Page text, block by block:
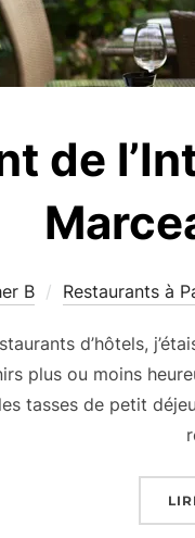
de
B Restaurants à
d’hôtels,
plus ou moins
tasses de petit